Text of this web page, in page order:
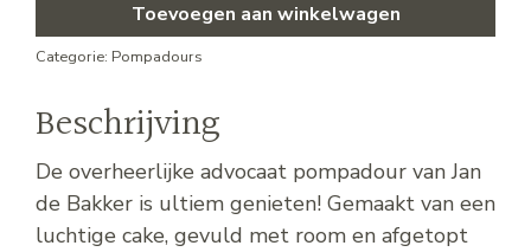
Toevoegen aan winkelwagen
Categorie: Pompadours
Beschrijving
De overheerlijke advocaat pompadour van Jan
de Bakker is ultiem genieten! Gemaakt van een
luchtige cake, gevuld met room en afgetopt